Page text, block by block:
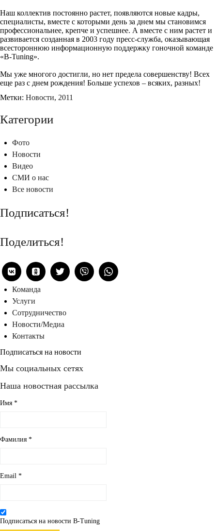
Наш коллектив постоянно растет, появляются новые кадры,
специалисты, вместе с которыми день за днем мы становимся
профессиональнее, крепче и успешнее. А вместе с ним растет и
развивается созданная в 2003 году пресс-служба, оказывающая
всестороннюю информационную поддержку гоночной команде
«B-Tuning».
Мы уже многого достигли, но нет предела совершенству! Всех
еще раз с днем рождения! Больше успехов – всяких, разных!
Метки: Новости, 2011
Категории
Фото
Новости
Видео
СМИ о нас
Все новости
Подписаться!
Поделиться!
Команда
Услуги
Сотрудничество
Новости/Медиа
Контакты
Подписаться на новости
Мы социальных сетях
Наша новостная рассылка
Имя *
Фамилия *
Email *
Подписаться на новости B-Tuning